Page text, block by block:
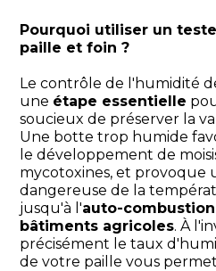
Pourquoi utiliser un
paille et foin ?
Le contrôle de l'humidité
une étape essentielle
soucieux de préserver la
Une botte trop humide
le développement de
mycotoxines, et provoque
dangereuse de la
jusqu'à l'auto-
bâtiments agricoles. À
précisément le taux
de votre paille vous